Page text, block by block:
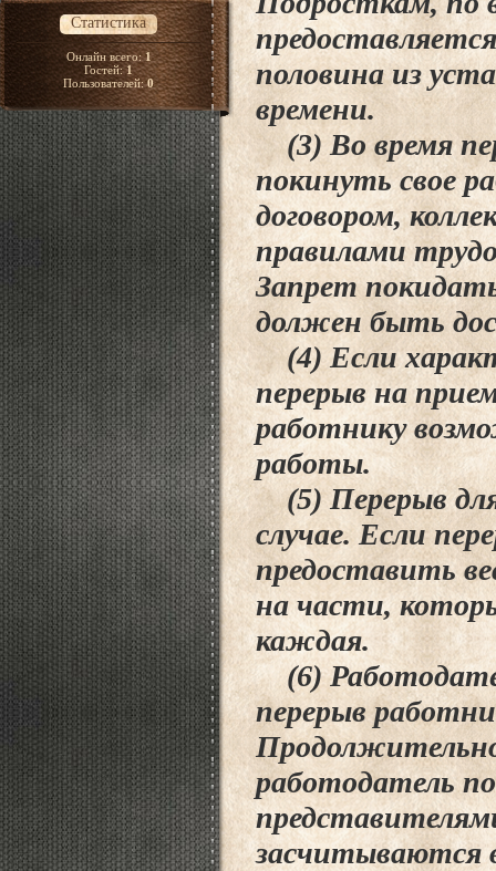
Статистика
Онлайн всего:1
Гостей:1
Пользователей:0
половина из
времени.
(3) Во время
покинуть свое
договором,
правилами
Запрет
должен быть
(4) Если
перерыв на
работнику
работы.
(5) Перерыв для
случае. Если
предоставить
на части,
каждая.
(6)
перерыв
работодатель
засчитываются